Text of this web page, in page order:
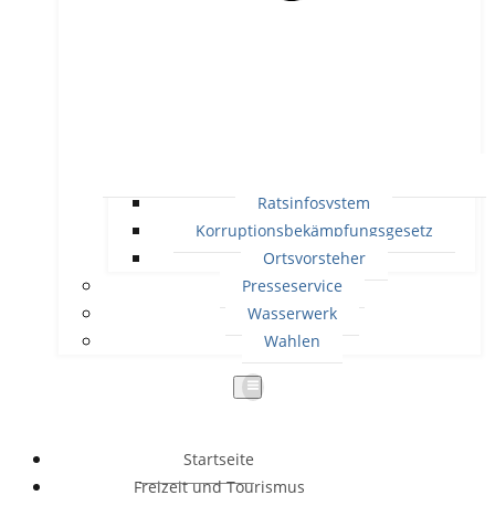
Ratsinfosystem
Korruptionsbekämpfungsgesetz
Ortsvorsteher
Presseservice
Wasserwerk
Wahlen
Startseite
Freizeit und Tourismus